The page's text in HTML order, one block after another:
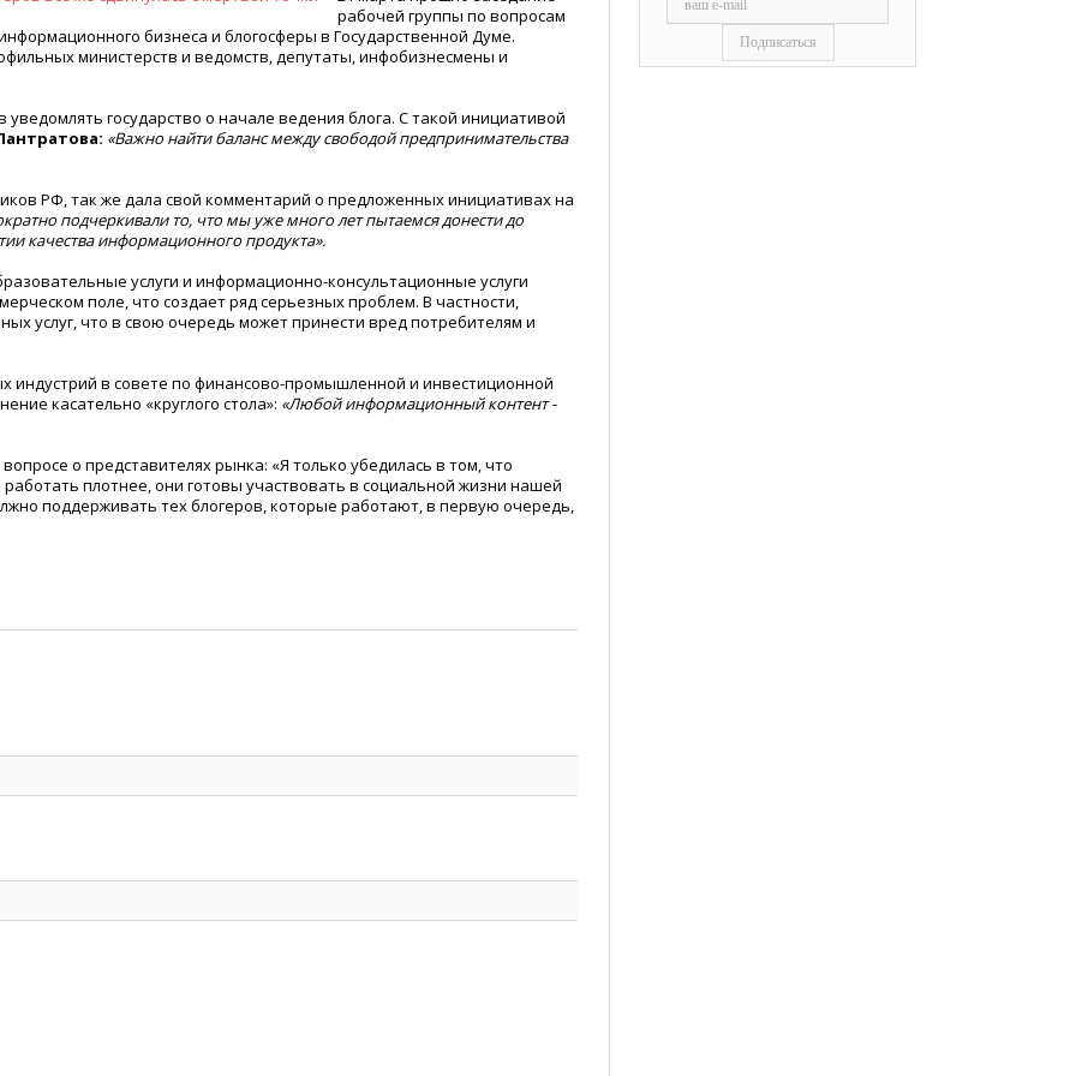
рабочей группы по вопросам
бизнеса и блогосферы в Государственной Думе.
министерств и ведомств, депутаты, инфобизнесмены и
государство о начале ведения блога. С такой инициативой
«Важно найти баланс между свободой предпринимательства
РФ, так же дала свой комментарий о предложенных инициативах на
подчеркивали то, что мы уже много лет пытаемся донести до
качества информационного продукта».
услуги и информационно-консультационные услуги
поле, что создает ряд серьезных проблем. В частности,
услуг, что в свою очередь может принести вред потребителям и
индустрий в совете по финансово-промышленной и инвестиционной
касательно «круглого стола»: «Любой информационный контент -
о представителях рынка: «Я только убедилась в том, что
плотнее, они готовы участвовать в социальной жизни нашей
поддерживать тех блогеров, которые работают, в первую очередь,